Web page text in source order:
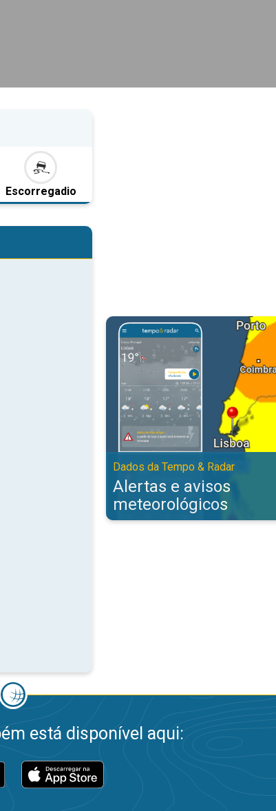
Escorregadio
Alertas e avisos meteorológicos.
Dados da Tempo & Radar
Alertas e avisos
meteorológicos
está disponível aqui: